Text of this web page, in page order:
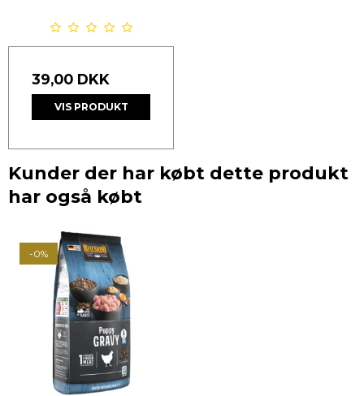
39,00 DKK
VIS PRODUKT
Kunder der har købt dette produkt
har også købt
-0%